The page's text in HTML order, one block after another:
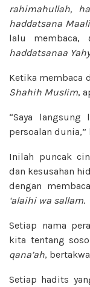
rahimahullah,
haddatsana
lalu membaca,
haddatsanaa
Ketika membaca
Shahih Muslim,
“Saya
persoalan dunia,”
Inilah puncak
dan kesusahan
dengan
‘alaihi wa sallam.
Setiap nama
kita tentang
qana’ah,
Setiap hadits